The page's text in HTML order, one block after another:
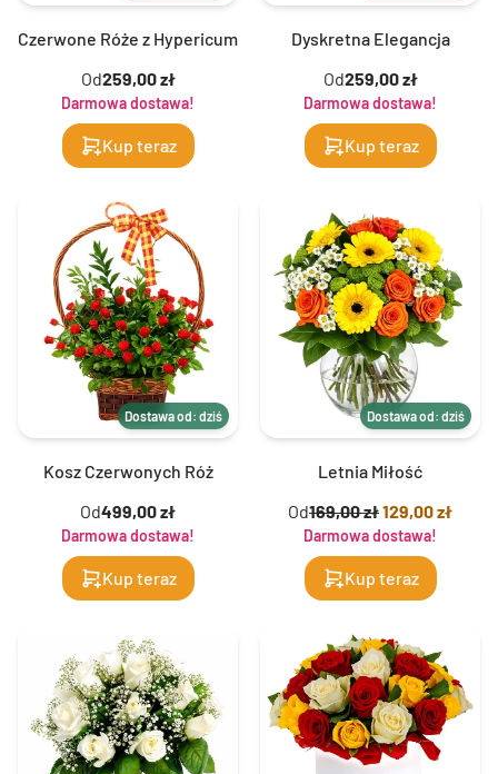
Czerwone Róże z Hypericum
Od259,00 zł
Darmowa dostawa!
Kup teraz
Dyskretna Elegancja
Od259,00 zł
Darmowa dostawa!
Kup teraz
Dostawa od: dziś
Kosz Czerwonych Róż
Od499,00 zł
Darmowa dostawa!
Kup teraz
Dostawa od: dziś
Letnia Miłość
Od169,00 zł129,00 zł
Darmowa dostawa!
Kup teraz